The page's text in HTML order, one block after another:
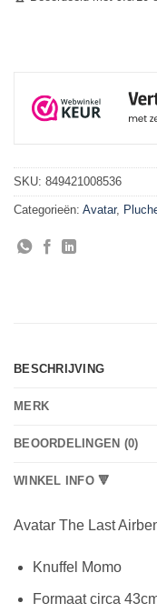
SKU: 849421008536
Categorieën: Avatar,
BESCHRIJVING
MERK
BEOORDELINGEN (0)
WINKEL INFO 🔻
Avatar The Last
Knuffel Momo
Formaat circa